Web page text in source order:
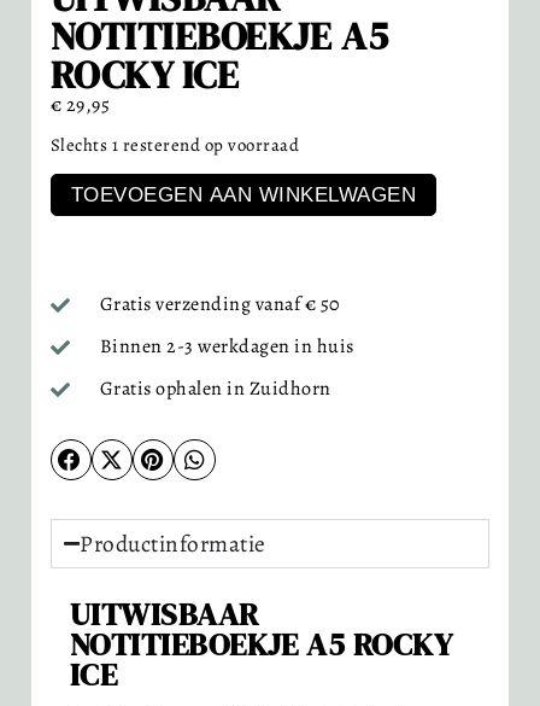
NOTITIEBOEKJE A5
ROCKY ICE
€29,95
Slechts 1 resterend op voorraad
TOEVOEGEN AAN WINKELWAGEN
Gratis verzending vanaf € 50
Binnen 2-3 werkdagen in huis
Gratis ophalen in Zuidhorn
Productinformatie
UITWISBAAR
NOTITIEBOEKJE A5 ROCKY
ICE